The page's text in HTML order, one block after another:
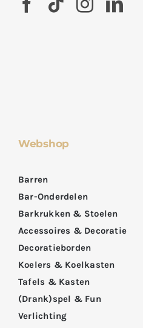
Webshop
Barren
Bar-Onderdelen
Barkrukken & Stoelen
Accessoires & Decoratie
Decoratieborden
Koelers & Koelkasten
Tafels & Kasten
(Drank)spel & Fun
Verlichting